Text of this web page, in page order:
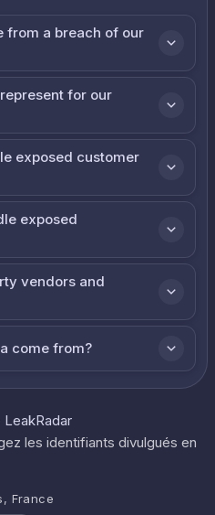
from a breach of our
for our
exposed customer
exposed
vendors and
come from?
les identifiants divulgués en
France